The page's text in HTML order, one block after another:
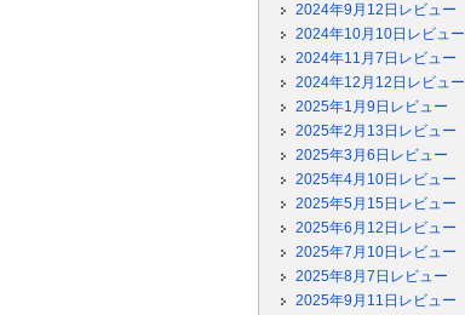
2024年9月12日レビュー
2024年10月10日レビュー
2024年11月7日レビュー
2024年12月12日レビュー
2025年1月9日レビュー
2025年2月13日レビュー
2025年3月6日レビュー
2025年4月10日レビュー
2025年5月15日レビュー
2025年6月12日レビュー
2025年7月10日レビュー
2025年8月7日レビュー
2025年9月11日レビュー